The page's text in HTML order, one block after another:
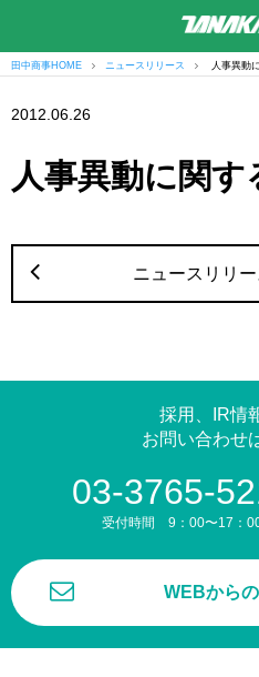
田中商事HOME ニュースリリース 人事異動
2012.06.26
人事異動に関
ニュースリリ
採用、IR情
お問い合わせ
03-3765-
受付時間 9：00〜17：00
WEBから